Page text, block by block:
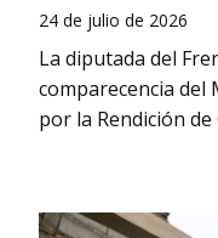
24 de julio de 2026
La diputada del
comparecencia del
por la Rendición